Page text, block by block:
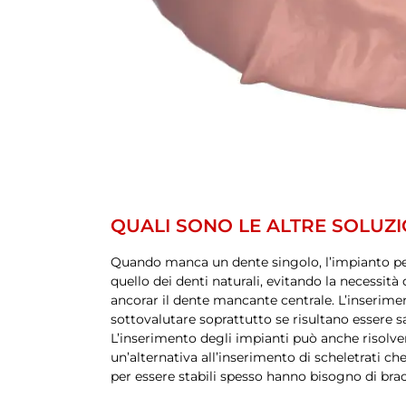
QUALI SONO LE ALTRE
Quando manca un dente singolo, l’impianto
quello dei denti naturali, evitando la necessità
ancorar il dente mancante centrale.
sottovalutare soprattutto se risultano essere
L’inserimento degli impianti può anche
un’alternativa all’inserimento di scheletrati
per essere stabili spesso hanno bisogno di